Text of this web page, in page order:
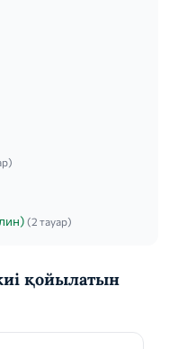
(2 тауар)
қойылатын